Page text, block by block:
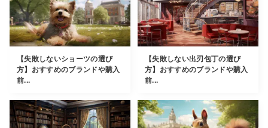
【失敗しないショーツの選び
方】おすすめのブランドや購入
前...
【失敗しない出刃包丁の選び
方】おすすめのブランドや購入
前...